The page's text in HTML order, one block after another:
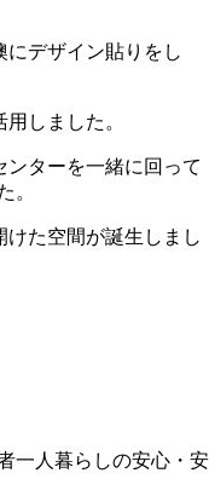
デザイン貼りをし
しました。
ターを一緒に回って
。
た空間が誕生しまし
一人暮らしの安心・安